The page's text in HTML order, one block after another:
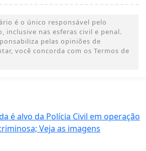
é o único responsável pelo
inclusive nas esferas civil e penal.
pelas opiniões de
você concorda com os Termos de